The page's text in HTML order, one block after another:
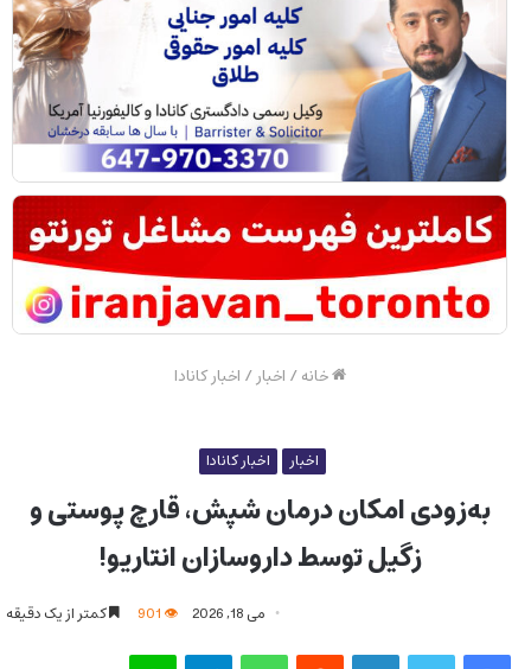
خانه/ اخبار/ اخبار کانادا
اخبار اخبار کانادا
به‌زودی امکان درمان شپش، قارچ پوستی و
زگیل توسط داروسازان انتاریو!
می 18, 2026 کمتر از یک دقیقه
فیس بوک توییتر لینکدین‫رددیت واتس آپ تلگرام لاین